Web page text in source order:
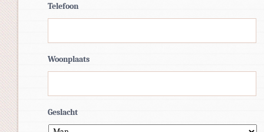
Telefoon
Woonplaats
Geslacht